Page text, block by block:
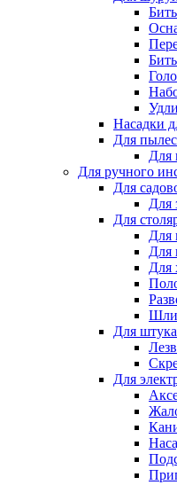
Насадки
Для
Для
Для ручного
Для
Для
Для
Для
Для
Для
Для
Для